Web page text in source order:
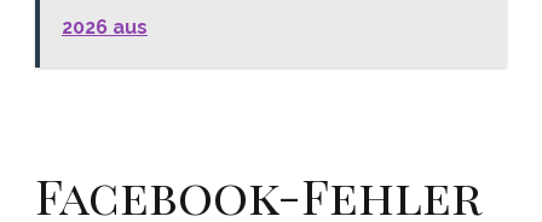
2026 aus
Facebook-Fehler